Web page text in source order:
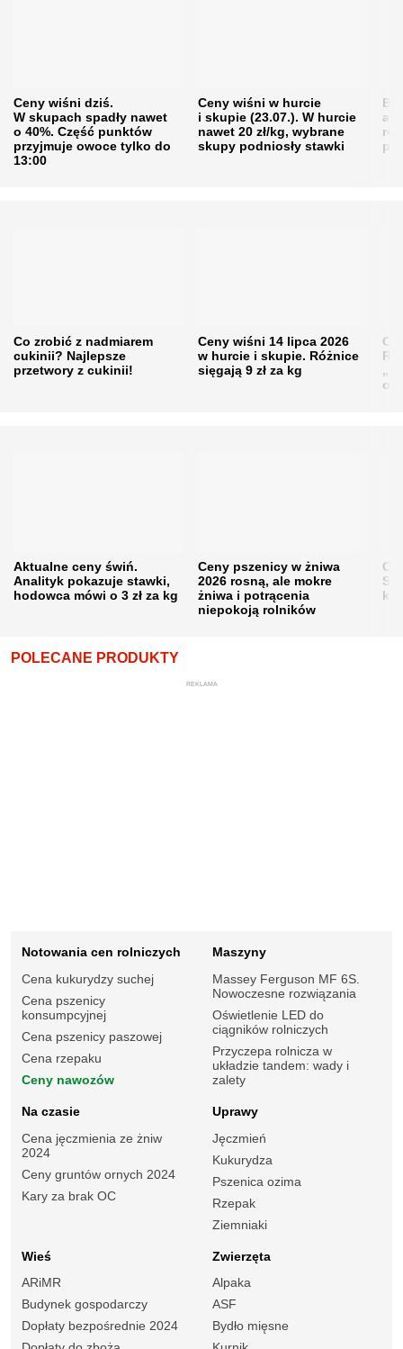
Ceny wiśni dziś.
W skupach spadły nawet
o 40%. Część punktów
przyjmuje owoce tylko do
13:00
Ceny wiśni w hurcie
i skupie (23.07.). W hurcie
nawet 20 zł/kg, wybrane
skupy podniosły stawki
Co zrobić z nadmiarem
cukinii? Najlepsze
przetwory z cukinii!
Ceny wiśni 14 lipca 2026
w hurcie i skupie. Różnice
sięgają 9 zł za kg
Aktualne ceny świń.
Analityk pokazuje stawki,
hodowca mówi o 3 zł za kg
Ceny pszenicy w żniwa
2026 rosną, ale mokre
żniwa i potrącenia
niepokoją rolników
POLECANE PRODUKTY
REKLAMA
Notowania cen rolniczych
Cena kukurydzy suchej
Cena pszenicy
konsumpcyjnej
Cena pszenicy paszowej
Cena rzepaku
Ceny nawozów
Maszyny
Massey Ferguson MF 6S.
Nowoczesne rozwiązania
Oświetlenie LED do
ciągników rolniczych
Przyczepa rolnicza w
układzie tandem: wady i
zalety
Na czasie
Cena jęczmienia ze żniw
2024
Ceny gruntów ornych 2024
Kary za brak OC
Uprawy
Jęczmień
Kukurydza
Pszenica ozima
Rzepak
Ziemniaki
Wieś
ARiMR
Budynek gospodarczy
Dopłaty bezpośrednie 2024
Zwierzęta
Alpaka
ASF
Bydło mięsne